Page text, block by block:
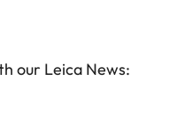
our Leica News: